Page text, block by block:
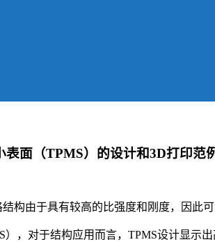
面（TPMS）的设计和3D打印范
构由于具有较高的比强度和刚度，因此
），对于结构应用而言，TPMS设计显示